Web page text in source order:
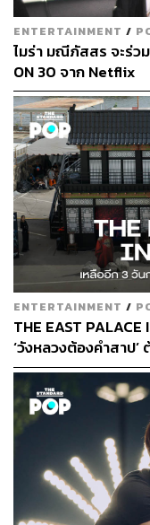
ENTERTAINMENT /
ไมร่า มณีภัสสร จะร่วม
ON 30 จาก Netflix
ENTERTAINMENT /
THE EAST
‘วังหลวงต้องคำสาป’